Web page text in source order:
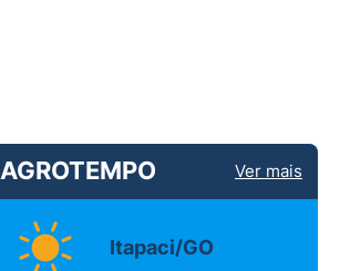
AGROTEMPO Ver mais
Itapaci/GO